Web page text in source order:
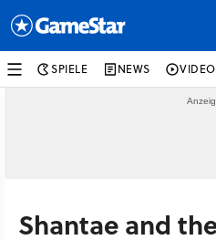
SPIELE NEWS
Shantae and